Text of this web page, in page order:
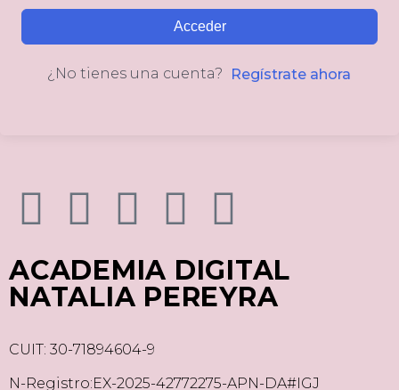
Acceder
¿No tienes una cuenta? Regístrate ahora
ACADEMIA DIGITAL
NATALIA PEREYRA
CUIT: 30-71894604-9
N-Registro:EX-2025-42772275-APN-DA#IGJ